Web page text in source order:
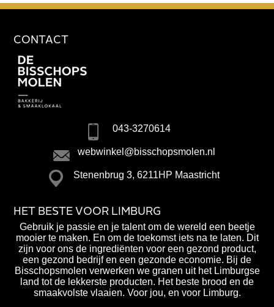
CONTACT
043-3270614
webwinkel@bisschopsmolen.nl
Stenenbrug 3, 6211HP Maastricht
HET BESTE VOOR LIMBURG
Gebruik je passie en je talent om de wereld een beetje
mooier te maken. En om de toekomst iets na te laten. Dit
zijn voor ons de ingrediënten voor een gezond product,
een gezond bedrijf en een gezonde economie. Bij de
Bisschopsmolen verwerken we granen uit het Limburgse
land tot de lekkerste producten. Het beste brood en de
smaakvolste vlaaien. Voor jou, en voor Limburg.